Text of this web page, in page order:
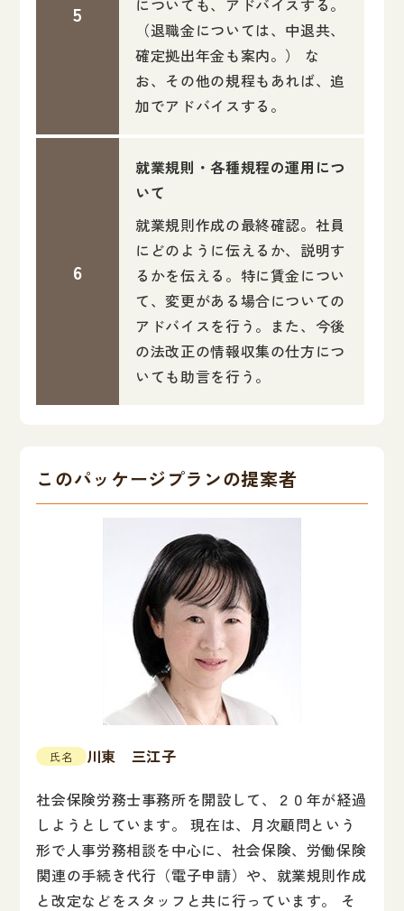
についても、アドバイスする。
（退職金については、中退共、
確定拠出年金も案内。） な
お、その他の規程もあれば、追
加でアドバイスする。
就業規則・各種規程の運用につ
いて
就業規則作成の最終確認。社員
にどのように伝えるか、説明す
るかを伝える。特に賃金につい
て、変更がある場合についての
アドバイスを行う。また、今後
の法改正の情報収集の仕方につ
いても助言を行う。
このパッケージプランの提案者
氏名
川東 三江子
社会保険労務士事務所を開設して、２０年が経過
しようとしています。 現在は、月次顧問という
形で人事労務相談を中心に、社会保険、労働保険
関連の手続き代行（電子申請）や、就業規則作成
と改定などをスタッフと共に行っています。 そ